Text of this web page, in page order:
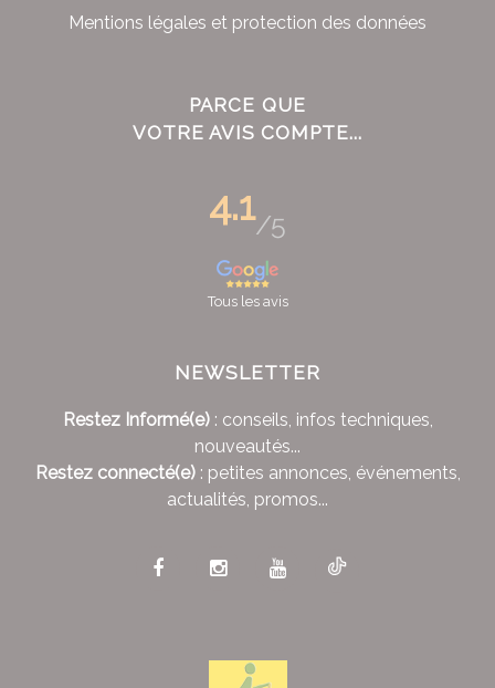
Mentions légales et protection des données
PARCE QUE
VOTRE AVIS COMPTE...
4.1/5
Tous les avis
NEWSLETTER
Restez Informé(e): conseils, infos techniques,
nouveautés...
Restez connecté(e): petites annonces, événements,
actualités, promos...